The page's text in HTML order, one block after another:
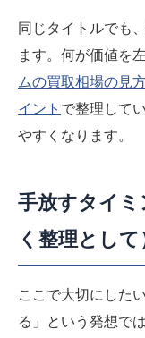
同じタイトルでも
ます。何が価値を
ムの買取相場の見
イント で整理して
やすくなります。
手放すタイ
く整理として
ここで大切にした
る」という発想で